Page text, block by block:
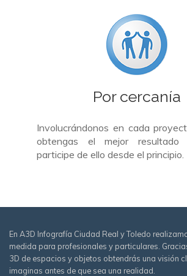
Por cercanía
Involucrándonos en cada
obtengas el mejor resultado
participe de ello desde el principio.
En A3D Infografía Ciudad Real y Toledo
medida para profesionales y particulares.
3D de espacios y objetos obtendrás una visión
imaginas antes de que sea una realidad.